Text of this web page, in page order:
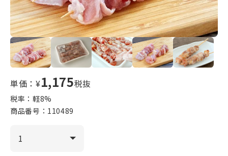
単価：¥1,175税抜
税率：軽8%
商品番号： 110489